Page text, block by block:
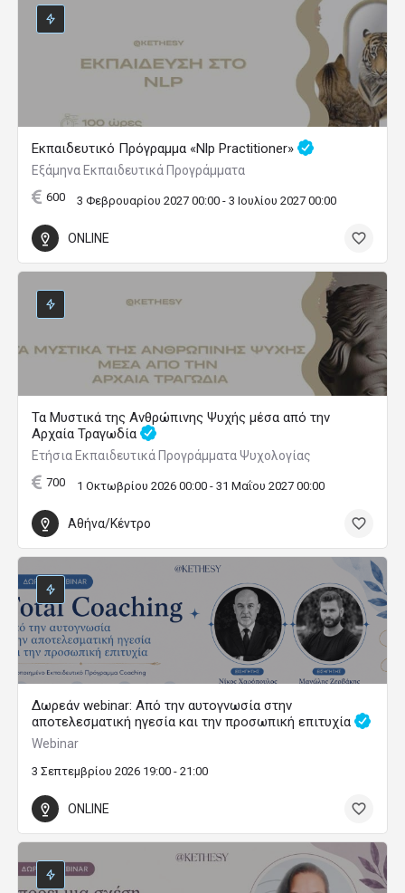
Εκπαιδευτικό Πρόγραμμα «Nlp Practitioner»
Εξάμηνα Εκπαιδευτικά Προγράμματα
600 3 Φεβρουαρίου 2027 00:00 - 3 Ιουλίου 2027 00:00
ONLINE
Τα Μυστικά της Ανθρώπινης Ψυχής μέσα από την
Αρχαία Τραγωδία
Ετήσια Εκπαιδευτικά Προγράμματα Ψυχολογίας
700 1 Οκτωβρίου 2026 00:00 - 31 Μαΐου 2027 00:00
Αθήνα/Κέντρο
Δωρεάν webinar: Από την αυτογνωσία στην
αποτελεσματική ηγεσία και την προσωπική επιτυχία
Webinar
3 Σεπτεμβρίου 2026 19:00 - 21:00
ONLINE